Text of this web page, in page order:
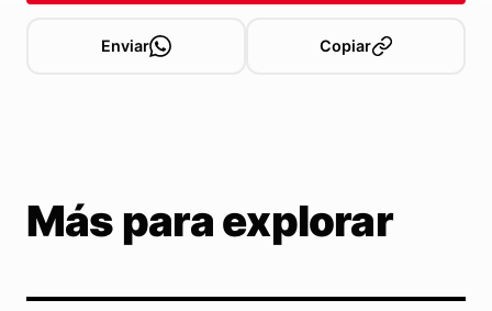
Enviar Copiar
Más para explorar